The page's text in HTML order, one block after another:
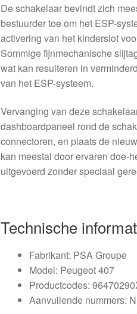
De schakelaar bevindt zich
bestuurder toe om het ESP-
activering van het kinderslot
Sommige fijnmechanische
wat kan resulteren in
van het ESP-systeem.
Vervanging van deze
dashboardpaneel rond de
connectoren, en plaats de
kan meestal door ervaren doe-
uitgevoerd zonder speciaal
Technische
Fabrikant: PSA Groupe
Model: Peugeot 407
Productcodes:
Aanvullende nummers: